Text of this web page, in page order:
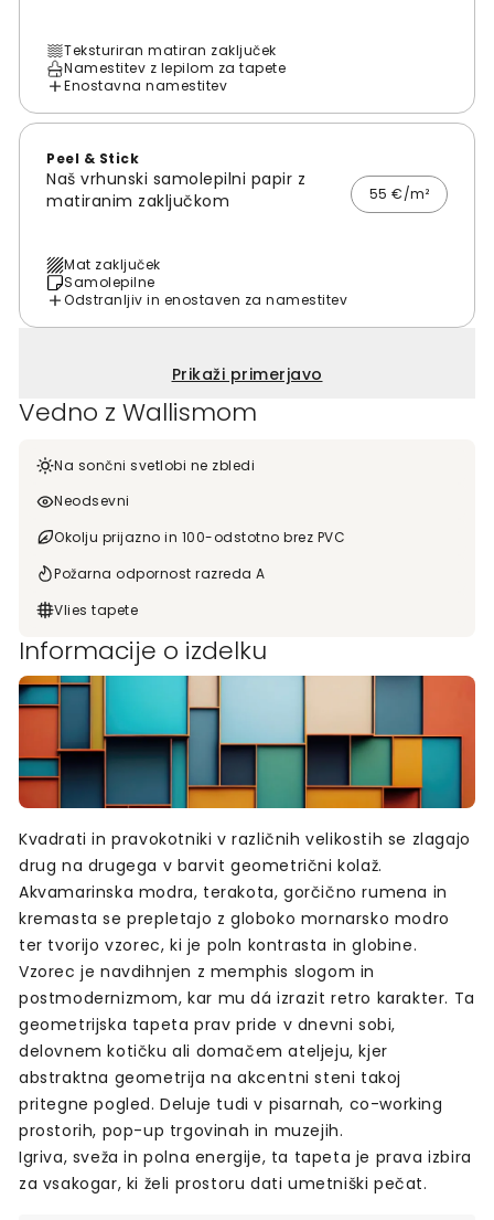
Teksturiran matiran zaključek
Namestitev z lepilom za tapete
Enostavna namestitev
Peel & Stick
Naš vrhunski samolepilni papir z
matiranim zaključkom
55 €/m²
Mat zaključek
Samolepilne
Odstranljiv in enostaven za namestitev
Prikaži primerjavo
Vedno z Wallismom
Na sončni svetlobi ne zbledi
Neodsevni
Okolju prijazno in 100-odstotno brez PVC
Požarna odpornost razreda A
Vlies tapete
Informacije o izdelku
Kvadrati in pravokotniki v različnih velikostih se zlagajo
drug na drugega v barvit geometrični kolaž.
Akvamarinska modra, terakota, gorčično rumena in
kremasta se prepletajo z globoko mornarsko modro
ter tvorijo vzorec, ki je poln kontrasta in globine.
Vzorec je navdihnjen z memphis slogom in
postmodernizmom, kar mu dá izrazit retro karakter. Ta
geometrijska tapeta prav pride v dnevni sobi,
delovnem kotičku ali domačem ateljeju, kjer
abstraktna geometrija na akcentni steni takoj
pritegne pogled. Deluje tudi v pisarnah, co-working
prostorih, pop-up trgovinah in muzejih.
Igriva, sveža in polna energije, ta tapeta je prava izbira
za vsakogar, ki želi prostoru dati umetniški pečat.